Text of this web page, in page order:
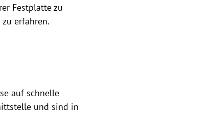
Festplatte zu
erfahren.
auf schnelle
und sind in